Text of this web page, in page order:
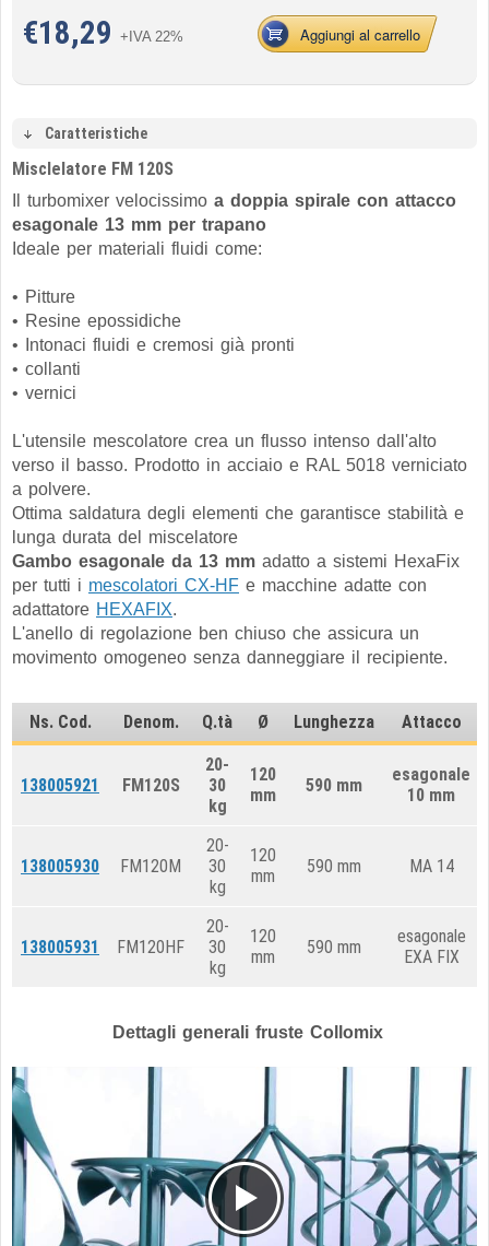
€18,29 +IVA 22% Aggiungi al carrello
Caratteristiche
Misclelatore FM 120S
Il turbomixer velocissimo a doppia spirale con attacco
esagonale 13 mm per trapano
Ideale per materiali fluidi come:
• Pitture
• Resine epossidiche
• Intonaci fluidi e cremosi già pronti
• collanti
• vernici
L'utensile mescolatore crea un flusso intenso dall'alto
verso il basso. Prodotto in acciaio e RAL 5018 verniciato
a polvere.
Ottima saldatura degli elementi che garantisce stabilità e
lunga durata del miscelatore
Gambo esagonale da 13 mm adatto a sistemi HexaFix
per tutti i mescolatori CX-HF e macchine adatte con
adattatore HEXAFIX.
L'anello di regolazione ben chiuso che assicura un
movimento omogeneo senza danneggiare il recipiente.
Ns. Cod. Denom. Q.tà Ø Lunghezza Attacco
138005921 FM120S
20-
30
kg
120
mm
590 mm
esagonale
10 mm
138005930 FM120M
20-
30
kg
120
mm
590 mm MA 14
138005931 FM120HF
20-
30
kg
120
mm
590 mm
esagonale
EXA FIX
Dettagli generali fruste Collomix